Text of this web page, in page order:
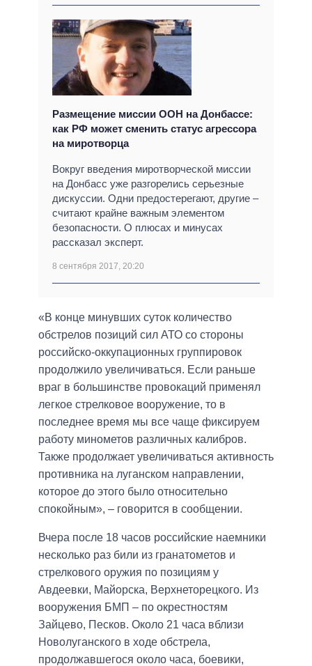
Размещение миссии ООН на Донбассе:
как РФ может сменить статус агрессора
на миротворца
Вокруг введения миротворческой миссии
на Донбасс уже разгорелись серьезные
дискуссии. Одни предостерегают, другие –
считают крайне важным элементом
безопасности. О плюсах и минусах
рассказал эксперт.
8 сентября 2017, 20:20
«В конце минувших суток количество
обстрелов позиций сил АТО со стороны
российско-оккупационных группировок
продолжило увеличиваться. Если раньше
враг в большинстве провокаций применял
легкое стрелковое вооружение, то в
последнее время мы все чаще фиксируем
работу минометов различных калибров.
Также продолжает увеличиваться активность
противника на луганском направлении,
которое до этого было относительно
спокойным», – говорится в сообщении.
Вчера после 18 часов российские наемники
несколько раз били из гранатометов и
стрелкового оружия по позициям у
Авдеевки, Майорска, Верхнеторецкого. Из
вооружения БМП – по окрестностям
Зайцево, Песков. Около 21 часа вблизи
Новолуганского в ходе обстрела,
продолжавшегося около часа, боевики,